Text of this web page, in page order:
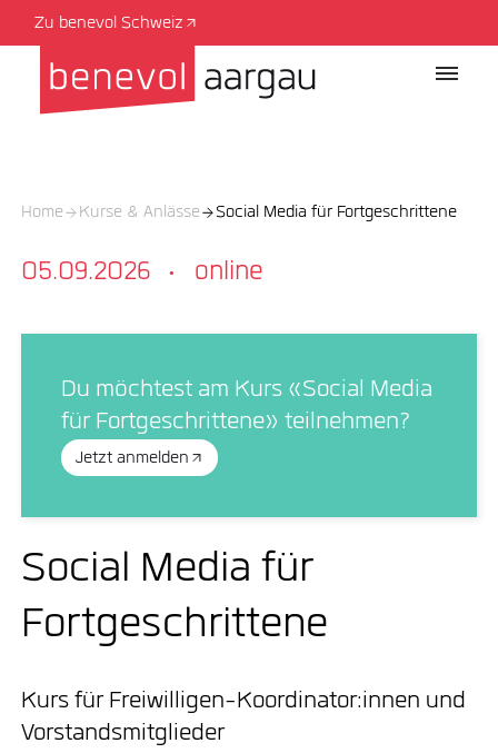
Zu benevol Schweiz
Home Kurse & Anlässe Social Media für Fortgeschrittene
05.09.2026 · online
Du möchtest am Kurs «Social Media
für Fortgeschrittene» teilnehmen?
Jetzt anmelden
Social Media für
Fortgeschrittene
Kurs für Freiwilligen-Koordinator:innen und
Vorstandsmitglieder